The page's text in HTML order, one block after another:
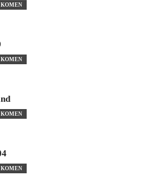
KOMEN
KOMEN
KOMEN
KOMEN